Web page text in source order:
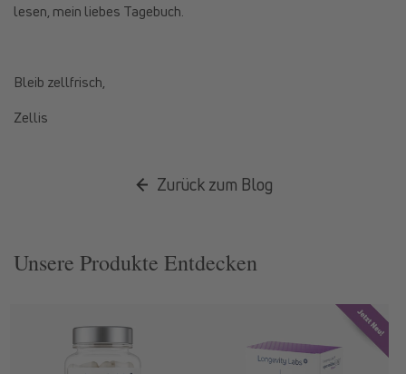
lesen, mein liebes Tagebuch.
Bleib zellfrisch,
Zellis
Zurück zum Blog
Unsere Produkte Entdecken